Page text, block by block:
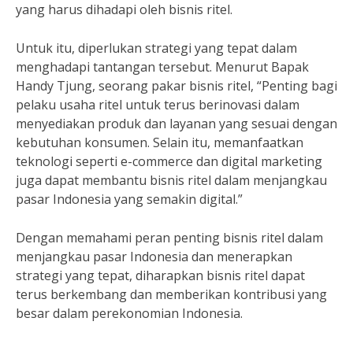
yang harus dihadapi oleh bisnis ritel.
Untuk itu, diperlukan strategi yang tepat dalam
menghadapi tantangan tersebut. Menurut Bapak
Handy Tjung, seorang pakar bisnis ritel, “Penting bagi
pelaku usaha ritel untuk terus berinovasi dalam
menyediakan produk dan layanan yang sesuai dengan
kebutuhan konsumen. Selain itu, memanfaatkan
teknologi seperti e-commerce dan digital marketing
juga dapat membantu bisnis ritel dalam menjangkau
pasar Indonesia yang semakin digital.”
Dengan memahami peran penting bisnis ritel dalam
menjangkau pasar Indonesia dan menerapkan
strategi yang tepat, diharapkan bisnis ritel dapat
terus berkembang dan memberikan kontribusi yang
besar dalam perekonomian Indonesia.